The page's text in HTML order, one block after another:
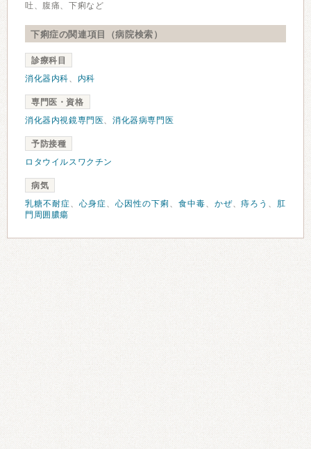
吐、腹痛、下痢など
下痢症の関連項目（病院検索）
診療科目
消化器内科、 内科
専門医・資格
消化器内視鏡専門医、消化器病専門医
予防接種
ロタウイルスワクチン
病気
乳糖不耐症、 心身症、 心因性の下痢 、 食中毒、 かぜ、痔ろう 、 肛
門周囲膿瘍